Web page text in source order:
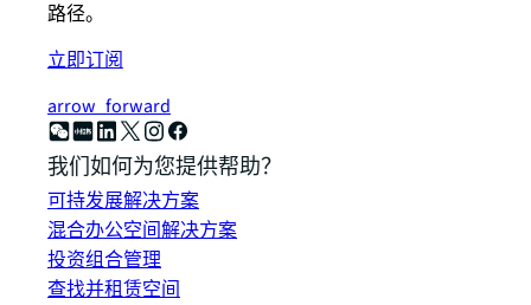
路径。
立即订阅
arrow_forward
我们如何为您提供帮助？
可持发展解决方案
混合办公空间解决方案
投资组合管理
查找并租赁空间